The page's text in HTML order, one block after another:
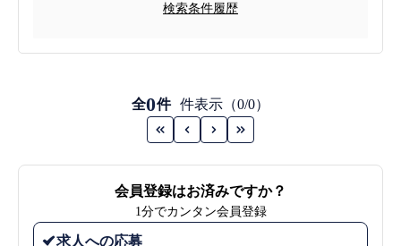
検索条件履歴
全0件 件表示（0/0）
会員登録はお済みですか？
1分でカンタン会員登録
求人への応募